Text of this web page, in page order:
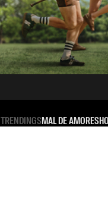
TRENDINGSMAL DE AMORES